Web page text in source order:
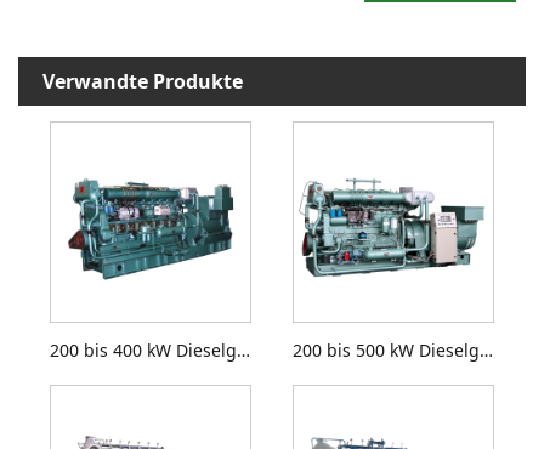
Verwandte Produkte
200 bis 400 kW Dieselgeneratorsätze 200 bis 500 kW Dieselgeneratorsätze